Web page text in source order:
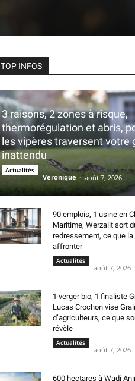
TOP INFOS
3 raisons, 2 zones à risque,
thermorégulation et abris,
les vipères traversent votre
inattendu
Actualités
Veronique - août 7, 2026
90 emplois, 1 usine en
Maritime, Werzalit sort
redressement, ce que
affronter
Actualités
août 7, 2026
1 verger bio, 1 finaliste
Lucas Crochon vise
d’agriculteurs, ce que
révèle
Actualités
août 7, 2026
600 hectares à Wadi